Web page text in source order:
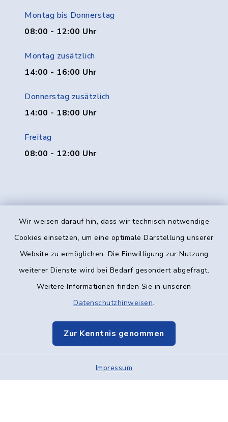
Wir weisen darauf hin, dass wir technisch notwendige
Cookies einsetzen, um eine optimale Darstellung unserer
Website zu ermöglichen. Die Einwilligung zur Nutzung
weiterer Dienste wird bei Bedarf gesondert abgefragt.
Weitere Informationen finden Sie in unseren
Datenschutzhinweisen.
Zur Kenntnis genommen
Impressum
Montag bis Donnerstag
08:00 - 12:00 Uhr
Montag zusätzlich
14:00 - 16:00 Uhr
Donnerstag zusätzlich
14:00 - 18:00 Uhr
Freitag
08:00 - 12:00 Uhr
Kontakt
Datenschutz
Elektronische Kommunikation
Sitemap